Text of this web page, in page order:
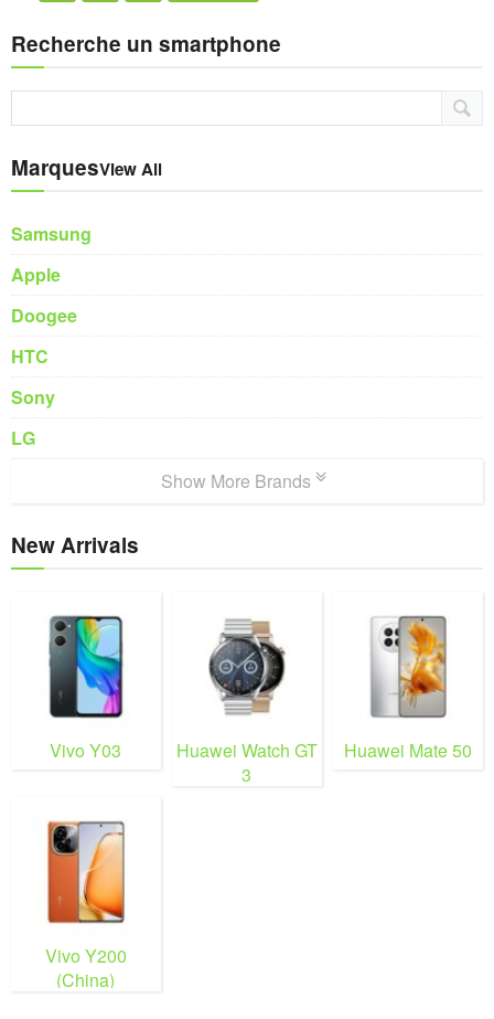
Recherche un smartphone
MarquesView All
Samsung
Apple
Doogee
HTC
Sony
LG
Show More Brands
New Arrivals
Vivo Y03
Huawei Watch GT
3
Huawei Mate 50
Vivo Y200
(China)